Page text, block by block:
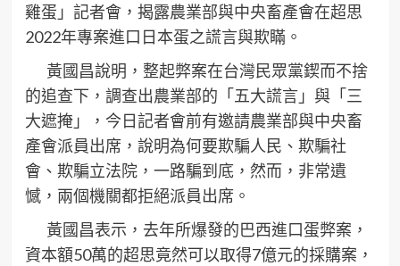
雞蛋」記者會，揭露農業部與中央畜產會在超思
2022年專案進口日本蛋之謊言與欺瞞。
黃國昌說明，整起弊案在台灣民眾黨鍥而不捨
的追查下，調查出農業部的「五大謊言」與「三
大遮掩」，今日記者會前有邀請農業部與中央畜
產會派員出席，說明為何要欺騙人民、欺騙社
會、欺騙立法院，一路騙到底，然而，非常遺
憾，兩個機關都拒絕派員出席。
黃國昌表示，去年所爆發的巴西進口蛋弊案，
資本額50萬的超思竟然可以取得7億元的採購案，